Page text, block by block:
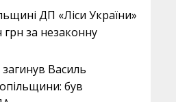
ДП «Ліси України»
за незаконну
Василь
був